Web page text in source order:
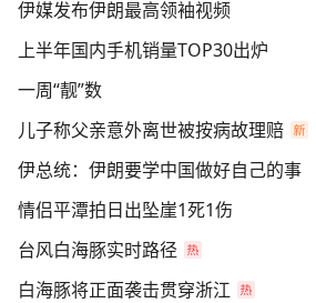
伊媒发布伊朗最高领袖视频
上半年国内手机销量TOP30出炉
一周“靓”数
儿子称父亲意外离世被按病故理赔
伊总统：伊朗要学中国做好自己的事
情侣平潭拍日出坠崖1死1伤
台风白海豚实时路径
白海豚将正面袭击贯穿浙江